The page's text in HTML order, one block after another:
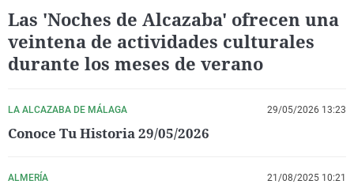
Las 'Noches de Alcazaba' ofrecen una
veintena de actividades culturales
durante los meses de verano
LA ALCAZABA DE MÁLAGA 29/05/2026 13:23
Conoce Tu Historia 29/05/2026
ALMERÍA 21/08/2025 10:21